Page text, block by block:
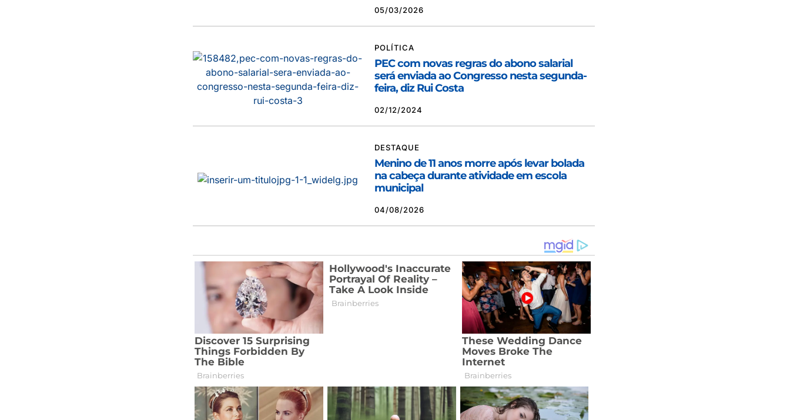
05/03/2026
POLÍTICA
PEC com novas regras do abono salarial
será enviada ao Congresso nesta segunda-
feira, diz Rui Costa
02/12/2024
DESTAQUE
Menino de 11 anos morre após levar bolada
na cabeça durante atividade em escola
municipal
04/08/2026